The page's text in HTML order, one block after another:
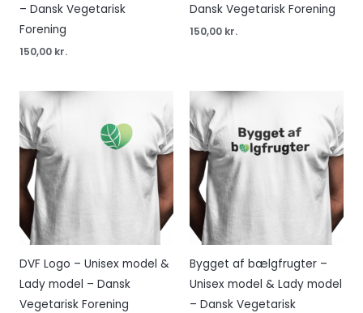
– Dansk Vegetarisk
Forening
150,00 kr.
Dansk Vegetarisk Forening
150,00 kr.
DVF Logo – Unisex model &
Lady model – Dansk
Vegetarisk Forening
Bygget af bælgfrugter –
Unisex model & Lady model
– Dansk Vegetarisk